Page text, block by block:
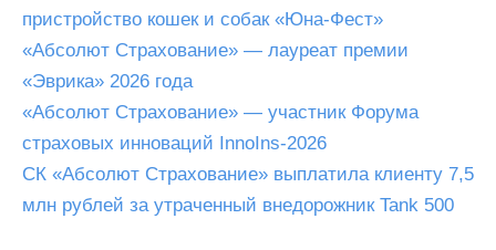
пристройство кошек и собак «Юна-Фест»
«Абсолют Страхование» — лауреат премии
«Эврика» 2026 года
«Абсолют Страхование» — участник Форума
страховых инноваций InnoIns-2026
СК «Абсолют Страхование» выплатила клиенту 7,5
млн рублей за утраченный внедорожник Tank 500